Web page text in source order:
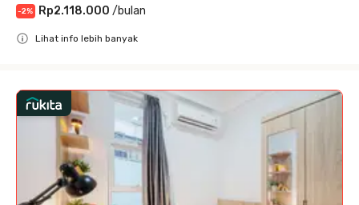
-2% Rp2.118.000 /bulan
Lihat info lebih banyak